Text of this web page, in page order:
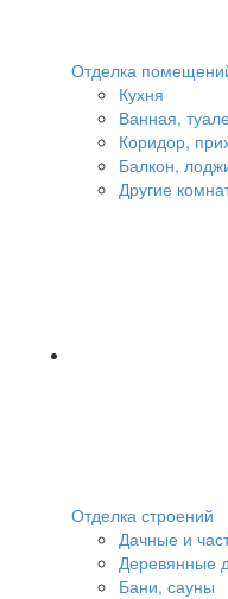
Отделка
Кухня
Ванная,
Коридор,
Балкон,
Другие
Отделка строений
Дачные и
Деревянные
Бани, сауны